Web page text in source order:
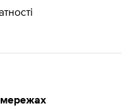
мережах